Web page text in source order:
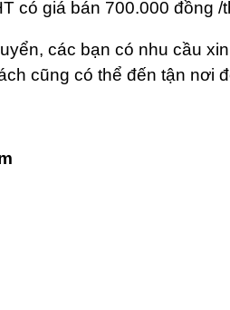
có giá bán 700.000 đồng /
các bạn có nhu cầu
cũng có thể đến tận nơi